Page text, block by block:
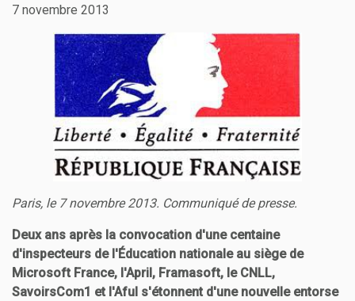
7 novembre 2013
Paris, le 7 novembre 2013. Communiqué de presse.
Deux ans après la convocation d'une centaine
d'inspecteurs de l'Éducation nationale au siège de
Microsoft France, l'April, Framasoft, le CNLL,
SavoirsCom1 et l'Aful s'étonnent d'une nouvelle entorse